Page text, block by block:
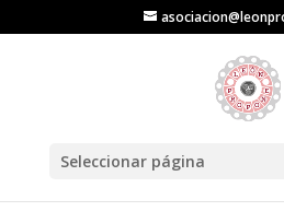
Seleccionar página